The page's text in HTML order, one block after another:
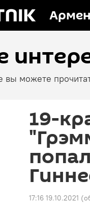
вы можете
19-
17:16 19.10.2021